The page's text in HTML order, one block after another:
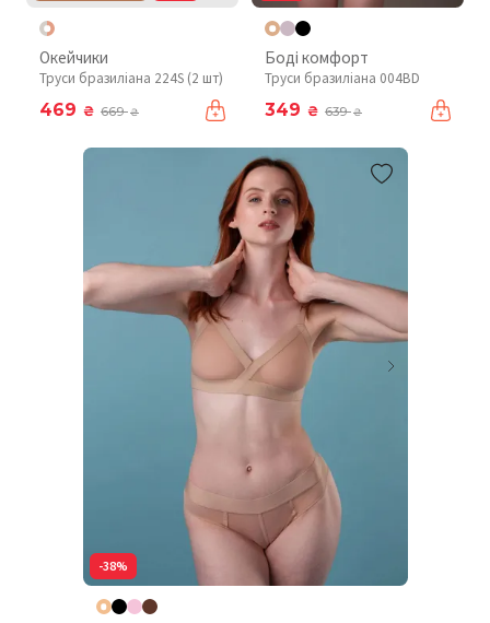
Окейчики
Труси бразиліана 224S (2 шт)
469 ₴ 669₴
Боді комфорт
Труси бразиліана 004BD
349 ₴ 639₴
-38%